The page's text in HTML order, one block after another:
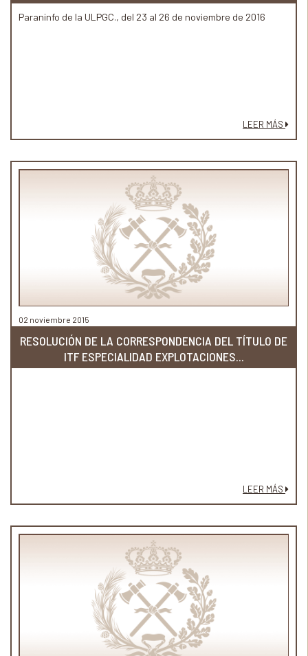
Paraninfo de la ULPGC., del 23 al 26 de noviembre de 2016
LEER MÁS
02 noviembre 2015
RESOLUCIÓN DE LA CORRESPONDENCIA DEL TÍTULO DE
ITF ESPECIALIDAD EXPLOTACIONES...
LEER MÁS